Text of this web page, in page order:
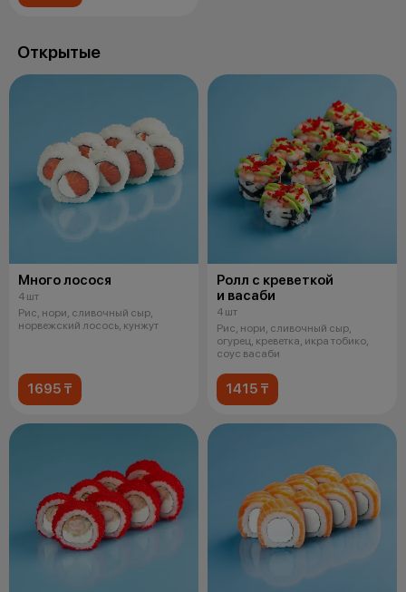
Открытые
Много лосося
4 шт
Рис, нори, сливочный сыр,
норвежский лосось, кунжут
1695 ₸
Ролл с креветкой
и васаби
4 шт
Рис, нори, сливочный сыр,
огурец, креветка, икра тобико,
соус васаби
1415 ₸